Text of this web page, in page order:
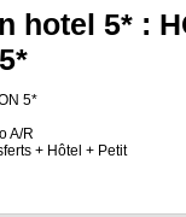
hotel 5* :
5*
A/R
+ Hôtel + Petit